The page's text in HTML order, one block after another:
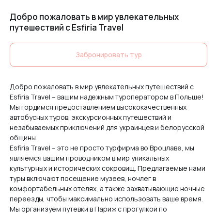
Добро пожаловать в мир увлекательных
путешествий с Esfiria Travel
Забронировать тур
Добро пожаловать в мир увлекательных путешествий с
Esfiria Travel – вашим надежным туроператором в Польше!
Мы гордимся предоставлением высококачественных
автобусных туров, экскурсионных путешествий и
незабываемых приключений для украинцев и белорусской
общины.
Esfiria Travel – это не просто турфирма во Вроцлаве, мы
являемся вашим проводником в мир уникальных
культурных и исторических сокровищ. Предлагаемые нами
туры включают посещение музеев, ночлег в
комфортабельных отелях, а также захватывающие ночные
переезды, чтобы максимально использовать ваше время.
Мы организуем путевки в Париж с прогулкой по